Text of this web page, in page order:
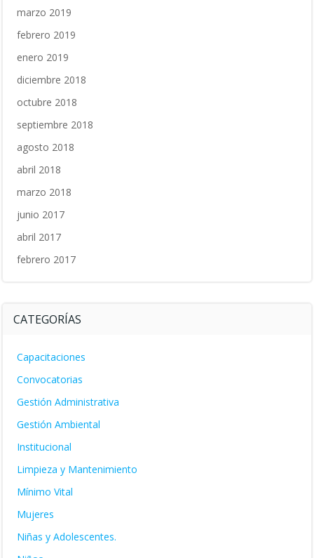
marzo 2019
febrero 2019
enero 2019
diciembre 2018
octubre 2018
septiembre 2018
agosto 2018
abril 2018
marzo 2018
junio 2017
abril 2017
febrero 2017
CATEGORÍAS
Capacitaciones
Convocatorias
Gestión Administrativa
Gestión Ambiental
Institucional
Limpieza y Mantenimiento
Mínimo Vital
Mujeres
Niñas y Adolescentes.